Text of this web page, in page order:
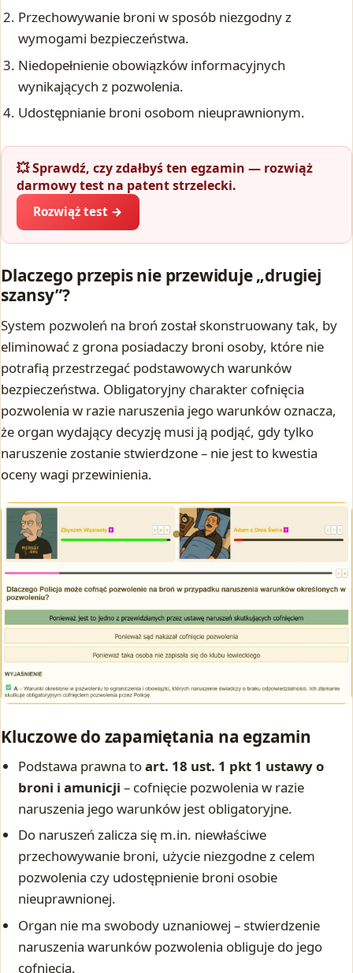
Przechowywanie broni w sposób niezgodny z
wymogami bezpieczeństwa.
Niedopełnienie obowiązków informacyjnych
wynikających z pozwolenia.
Udostępnianie broni osobom nieuprawnionym.
💥 Sprawdź, czy zdałbyś ten egzamin — rozwiąż
darmowy test na patent strzelecki.
Rozwiąż test →
Dlaczego przepis nie przewiduje „drugiej
szansy”?
System pozwoleń na broń został skonstruowany tak, by
eliminować z grona posiadaczy broni osoby, które nie
potrafią przestrzegać podstawowych warunków
bezpieczeństwa. Obligatoryjny charakter cofnięcia
pozwolenia w razie naruszenia jego warunków oznacza,
że organ wydający decyzję musi ją podjąć, gdy tylko
naruszenie zostanie stwierdzone – nie jest to kwestia
oceny wagi przewinienia.
Kluczowe do zapamiętania na egzamin
Podstawa prawna toart. 18 ust. 1 pkt 1 ustawy o
broni i amunicji – cofnięcie pozwolenia w razie
naruszenia jego warunków jest obligatoryjne.
Do naruszeń zalicza się m.in. niewłaściwe
przechowywanie broni, użycie niezgodne z celem
pozwolenia czy udostępnienie broni osobie
nieuprawnionej.
Organ nie ma swobody uznaniowej – stwierdzenie
naruszenia warunków pozwolenia obliguje do jego
cofnięcia.